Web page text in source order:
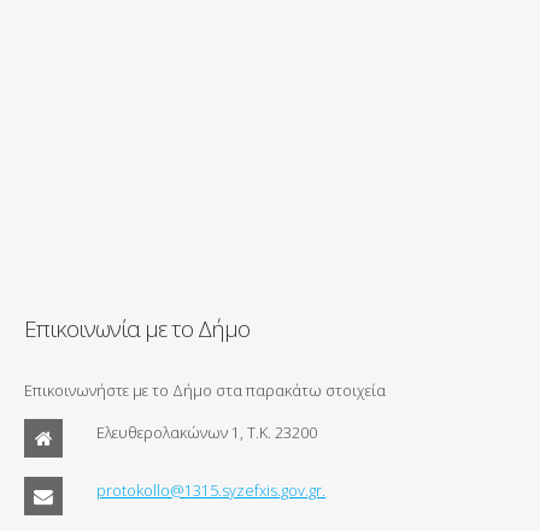
Επικοινωνία με το Δήμο
Επικοινωνήστε με το Δήμο στα παρακάτω στοιχεία
Ελευθερολακώνων 1, Τ.Κ. 23200
protokollo@1315.syzefxis.gov.gr.